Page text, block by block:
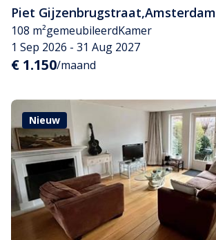
Piet Gijzenbrugstraat,Amsterdam
108 m²gemeubileerdKamer
1 Sep 2026 - 31 Aug 2027
€ 1.150/maand
Nieuw